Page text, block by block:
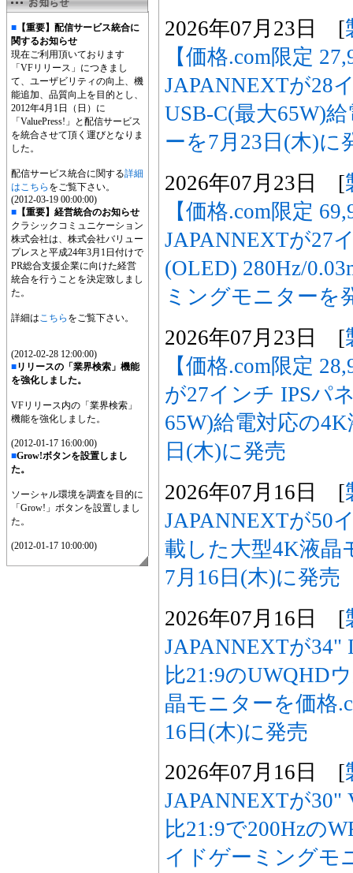
■ 【重要】配信サービス統合に
関するお知らせ
現在ご利用頂いております
「VFリリース」につきまし
て、ユーザビリティの向上、機
能追加、品質向上を目的とし、
2012年4月1日（日）に
「ValuePress!」と配信サービス
を統合させて頂く運びとなりま
した。
配信サービス統合に関する詳細
はこちら をご覧下さい。
(2012-03-19 00:00:00)
■ 【重要】経営統合のお知らせ
クラシックコミュニケーション
株式会社は、株式会社バリュー
プレスと平成24年3月1日付けで
PR総合支援企業に向けた経営
統合を行うことを決定致しまし
た。
詳細はこちら をご覧下さい。
(2012-02-28 12:00:00)
■リリースの「業界検索」機能
を強化しました。
VFリリース内の「業界検索」
機能を強化しました。
(2012-01-17 16:00:00)
■Grow!ボタンを設置しまし
た。
ソーシャル環境を調査を目的に
「Grow!」ボタンを設置しまし
た。
(2012-01-17 10:00:00)
2026年07月23日 [
【価格.com限定
JAPANNEXTが28
USB-C(最大65W)
ーを7月23日(木)に
2026年07月23日 [
【価格.com限定
JAPANNEXTが27
(OLED) 280Hz/
ミングモニターを
2026年07月23日 [
【価格.com限定
が27インチ IPSパ
65W)給電対応の
日(木)に発売
2026年07月16日 [
JAPANNEXTが50
載した大型4K液晶
7月16日(木)に発売
2026年07月16日 [
JAPANNEXTが34"
比21:9のUWQHD
晶モニターを価格
16日(木)に発売
2026年07月16日 [
JAPANNEXTが
比21:9で200Hzの
イドゲーミングモ